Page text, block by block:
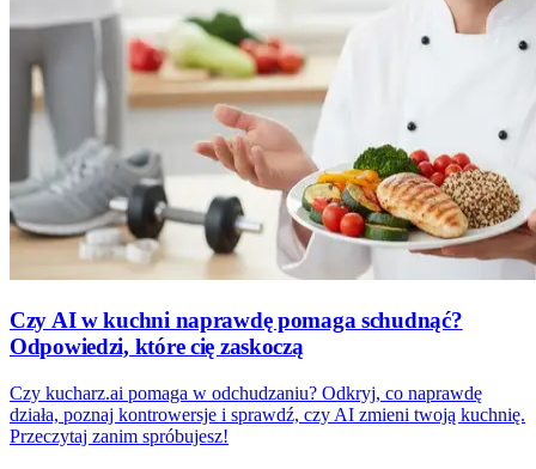
Czy AI w kuchni naprawdę pomaga schudnąć?
Odpowiedzi, które cię zaskoczą
Czy kucharz.ai pomaga w odchudzaniu? Odkryj, co naprawdę
działa, poznaj kontrowersje i sprawdź, czy AI zmieni twoją kuchnię.
Przeczytaj zanim spróbujesz!